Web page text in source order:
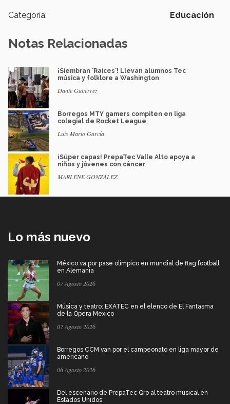
Categoría: Educación
Notas Relacionadas
¡Siembran 'Raíces'! Llevan alumnos Tec
música y folklore a Washington
Dante Gutiérrez
Borregos MTY gamers compiten en liga
colegial de Rocket League
Luis Mario García
¡Súper capas! PrepaTec Valle Alto apoya a
niños y jóvenes con cáncer
MARLENE GONZÁLEZ
Lo más nuevo
México va por pase olímpico en mundial de flag football
en Alemania
07 Agosto 2026
Música y teatro: EXATEC en el elenco de El Fantasma
de la Ópera Mexico
07 Agosto 2026
Borregos CCM van por el campeonato en liga mayor de
americano
06 Agosto 2026
Del escenario de PrepaTec Qro al teatro musical en
Estados Unidos